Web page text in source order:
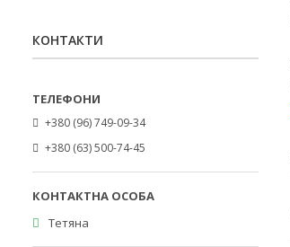
КОНТАКТИ
+380 (96) 749-09-34
+380 (63) 500-74-45
Тетяна